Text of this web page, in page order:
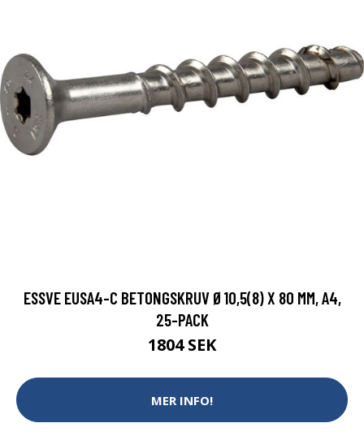
ESSVE EUSA4-C BETONGSKRUV Ø10,5(8) X 80 MM, A4,
25-PACK
1804 SEK
MER INFO!